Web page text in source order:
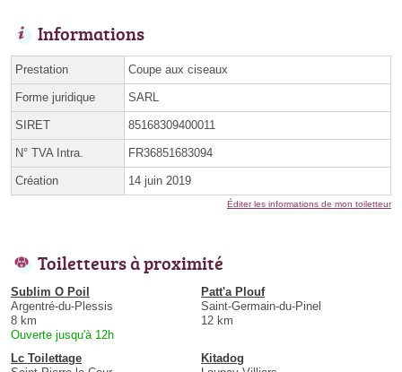
Informations
Prestation Coupe aux ciseaux
Forme juridique SARL
SIRET 85168309400011
N° TVA Intra. FR36851683094
Création 14 juin 2019
Éditer les informations de mon toiletteur
Toiletteurs à proximité
Sublim O Poil
Argentré-du-Plessis
8 km
Ouverte jusqu'à 12h
Patt'a Plouf
Saint-Germain-du-Pinel
12 km
Lc Toilettage
Kitadog